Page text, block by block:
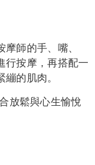
師的手、嘴、
行按摩，再搭配一
的肌肉。
放鬆與心生愉悅